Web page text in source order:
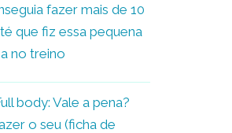
fazer mais de 10
que fiz essa pequena
no treino
body: Vale a pena?
o seu (ficha de